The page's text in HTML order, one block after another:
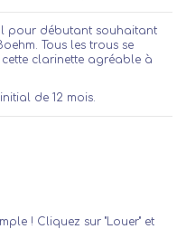
pour débutant souhaitant
Tous les trous se
clarinette agréable à
de 12 mois.
! Cliquez sur "Louer" et